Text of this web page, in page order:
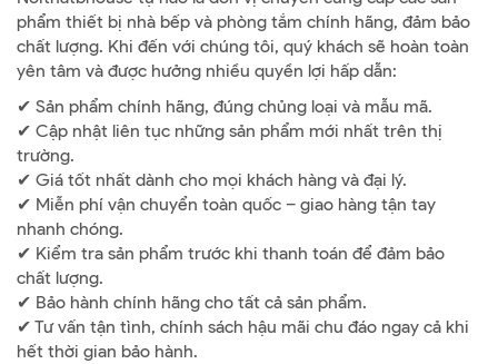
phẩm thiết bị nhà bếp và phòng tắm chính hãng, đảm bảo
chất lượng. Khi đến với chúng tôi, quý khách sẽ hoàn toàn
yên tâm và được hưởng nhiều quyền lợi hấp dẫn:
✔ Sản phẩm chính hãng, đúng chủng loại và mẫu mã.
✔ Cập nhật liên tục những sản phẩm mới nhất trên thị
trường.
✔ Giá tốt nhất dành cho mọi khách hàng và đại lý.
✔ Miễn phí vận chuyển toàn quốc – giao hàng tận tay
nhanh chóng.
✔ Kiểm tra sản phẩm trước khi thanh toán để đảm bảo
chất lượng.
✔ Bảo hành chính hãng cho tất cả sản phẩm.
✔ Tư vấn tận tình, chính sách hậu mãi chu đáo ngay cả khi
hết thời gian bảo hành.